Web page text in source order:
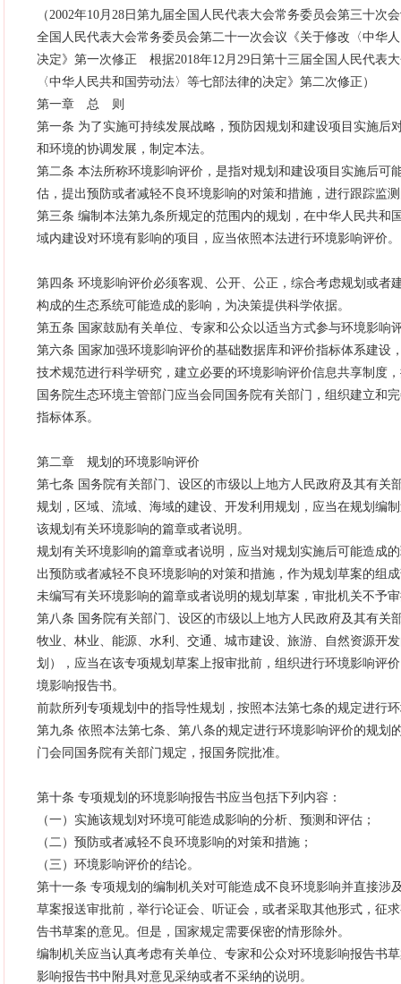
（2002年10月28日第九届全国人民代表大会常务委员会第三十
全国人民代表大会常务委员会第二十一次会议《关于修改〈中华
决定》第一次修正 根据2018年12月29日第十三届全国人民代表
〈中华人民共和国劳动法〉等七部法律的决定》第二次修正）
第一章 总 则
第一条 为了实施可持续发展战略，预防因规划和建设项目实施后
和环境的协调发展，制定本法。
第二条 本法所称环境影响评价，是指对规划和建设项目实施后可
估，提出预防或者减轻不良环境影响的对策和措施，进行跟踪监
第三条 编制本法第九条所规定的范围内的规划，在中华人民共和
域内建设对环境有影响的项目，应当依照本法进行环境影响评价。
第四条 环境影响评价必须客观、公开、公正，综合考虑规划或者
构成的生态系统可能造成的影响，为决策提供科学依据。
第五条 国家鼓励有关单位、专家和公众以适当方式参与环境影响
第六条 国家加强环境影响评价的基础数据库和评价指标体系建设
技术规范进行科学研究，建立必要的环境影响评价信息共享制度
国务院生态环境主管部门应当会同国务院有关部门，组织建立和
指标体系。
第二章 规划的环境影响评价
第七条 国务院有关部门、设区的市级以上地方人民政府及其有关
规划，区域、流域、海域的建设、开发利用规划，应当在规划编
该规划有关环境影响的篇章或者说明。
规划有关环境影响的篇章或者说明，应当对规划实施后可能造成
出预防或者减轻不良环境影响的对策和措施，作为规划草案的组
未编写有关环境影响的篇章或者说明的规划草案，审批机关不予
第八条 国务院有关部门、设区的市级以上地方人民政府及其有关
牧业、林业、能源、水利、交通、城市建设、旅游、自然资源开
划），应当在该专项规划草案上报审批前，组织进行环境影响评
境影响报告书。
前款所列专项规划中的指导性规划，按照本法第七条的规定进行
第九条 依照本法第七条、第八条的规定进行环境影响评价的规划
门会同国务院有关部门规定，报国务院批准。
第十条 专项规划的环境影响报告书应当包括下列内容：
（一）实施该规划对环境可能造成影响的分析、预测和评估；
（二）预防或者减轻不良环境影响的对策和措施；
（三）环境影响评价的结论。
第十一条 专项规划的编制机关对可能造成不良环境影响并直接涉
草案报送审批前，举行论证会、听证会，或者采取其他形式，征
告书草案的意见。但是，国家规定需要保密的情形除外。
编制机关应当认真考虑有关单位、专家和公众对环境影响报告书
影响报告书中附具对意见采纳或者不采纳的说明。